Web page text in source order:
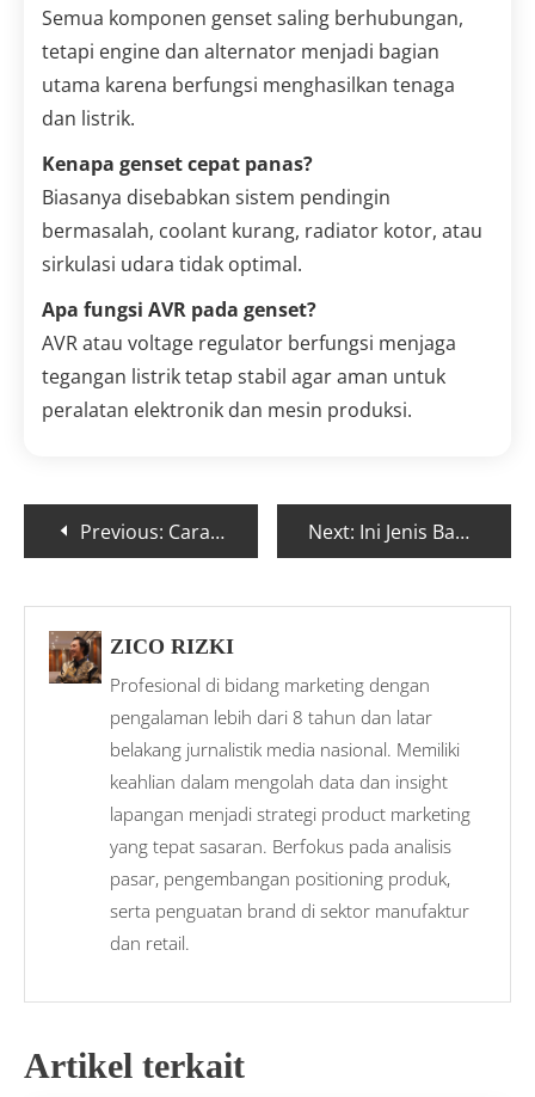
Semua komponen genset saling berhubungan,
tetapi engine dan alternator menjadi bagian
utama karena berfungsi menghasilkan tenaga
dan listrik.
Kenapa genset cepat panas?
Biasanya disebabkan sistem pendingin
bermasalah, coolant kurang, radiator kotor, atau
sirkulasi udara tidak optimal.
Apa fungsi AVR pada genset?
AVR atau voltage regulator berfungsi menjaga
tegangan listrik tetap stabil agar aman untuk
peralatan elektronik dan mesin produksi.
Previous: Cara Ganti Oli Genset yang Benar, Mesin Jadi Lebih Awet Next: Ini Jenis Bahan Bakar Genset yang Paling Cocok untuk Kebutuhan Anda
ZICO RIZKI
Profesional di bidang marketing dengan
pengalaman lebih dari 8 tahun dan latar
belakang jurnalistik media nasional. Memiliki
keahlian dalam mengolah data dan insight
lapangan menjadi strategi product marketing
yang tepat sasaran. Berfokus pada analisis
pasar, pengembangan positioning produk,
serta penguatan brand di sektor manufaktur
dan retail.
Artikel terkait